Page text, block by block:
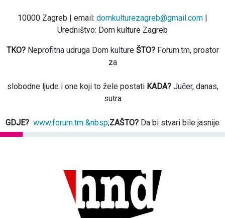
10000 Zagreb | email: domkulturezagreb@gmail.com |
Uredništvo: Dom kulture Zagreb
TKO?Neprofitna udruga Dom kulture ŠTO?Forum.tm, prostor
za
slobodne ljude i one koji to žele postati KADA?Jučer, danas,
sutra
GDJE? www.forum.tm &nbsp;ZAŠTO? Da bi stvari bile jasnije